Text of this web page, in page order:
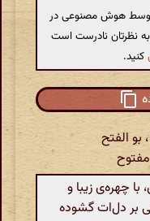
هوش مصنوعی در
به نظرتان نادرست است
کنید.
الفتح
چهره‌ی زیبا و
بر دل‌ات گشوده